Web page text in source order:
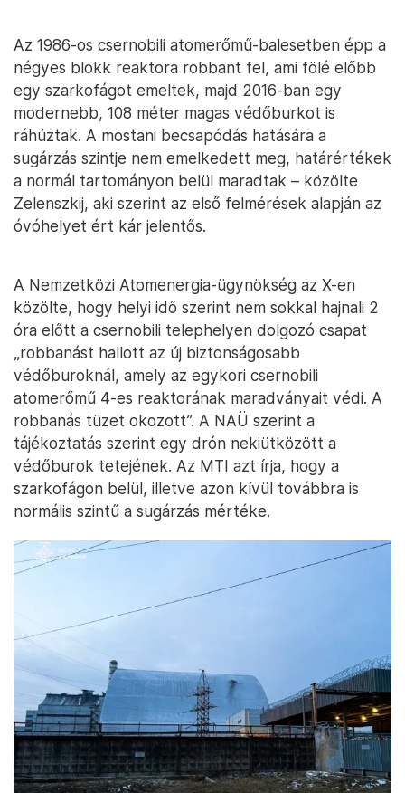
Az 1986-os csernobili atomerőmű-balesetben épp a
négyes blokk reaktora robbant fel, ami fölé előbb
egy szarkofágot emeltek, majd 2016-ban egy
modernebb, 108 méter magas védőburkot is
ráhúztak. A mostani becsapódás hatására a
sugárzás szintje nem emelkedett meg, határértékek
a normál tartományon belül maradtak – közölte
Zelenszkij, aki szerint az első felmérések alapján az
óvóhelyet ért kár jelentős.
A Nemzetközi Atomenergia-ügynökség az X-en
közölte, hogy helyi idő szerint nem sokkal hajnali 2
óra előtt a csernobili telephelyen dolgozó csapat
„robbanást hallott az új biztonságosabb
védőburoknál, amely az egykori csernobili
atomerőmű 4-es reaktorának maradványait védi. A
robbanás tüzet okozott”. A NAÜ szerint a
tájékoztatás szerint egy drón nekiütközött a
védőburok tetejének. Az MTI azt írja, hogy a
szarkofágon belül, illetve azon kívül továbbra is
normális szintű a sugárzás mértéke.